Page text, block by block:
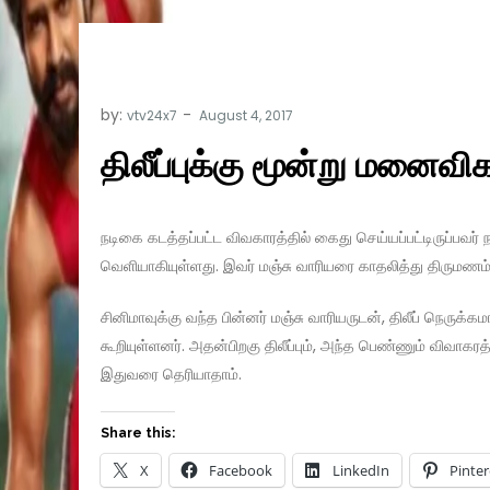
by: vtv24x7
திலீப்புக்கு மூன்று
நடிகை கடத்தப்பட்ட விவகாரத்தில் கைது செய்யப்பட்டிருப்பவர்
வெளியாகியுள்ளது. இவர் மஞ்சு வாரியரை காதலித்து
சினிமாவுக்கு வந்த பின்னர் மஞ்சு வாரியருடன், திலீப்
கூறியுள்ளனர். அதன்பிறகு திலீப்பும், அந்த பெண்ணும்
இதுவரை தெரியாதாம்.
Share this:
X Facebook LinkedIn